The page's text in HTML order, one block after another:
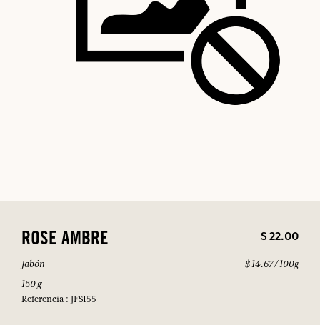
ROSE AMBRE $ 22.00
Jabón
150 g
Referencia : JFS155
$ 14.67 / 100g